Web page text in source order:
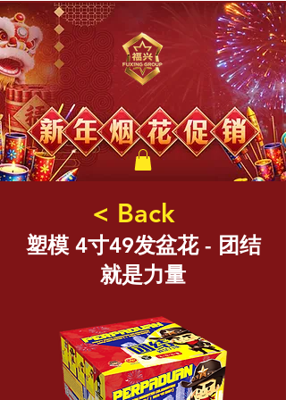
< Back
塑模 4寸49发盆花 - 团结
就是力量